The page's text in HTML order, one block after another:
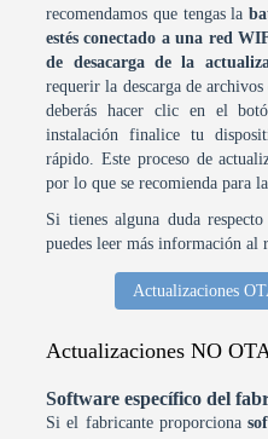
recomendamos que tengas la
estés conectado a una red
de desacarga de la
requerir la descarga de
deberás hacer clic en el
instalación finalice tu
rápido. Este proceso de
por lo que se recomienda para
Si tienes alguna duda
puedes leer más información al
Actualizaciones
Actualizaciones NO
Software específico del
Si el fabricante proporciona